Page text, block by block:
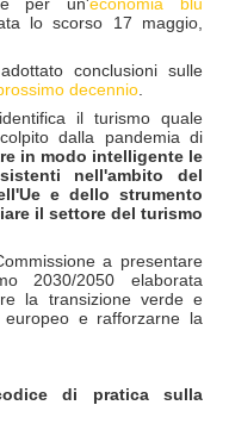
lo scorso 17 maggio,
conclusioni sulle
decennio
il turismo quale
dalla pandemia di
in modo intelligente le
nell'ambito del
e dello strumento
il settore del turismo
a presentare
2030/2050 elaborata
la transizione verde e
e rafforzarne la
di pratica sulla